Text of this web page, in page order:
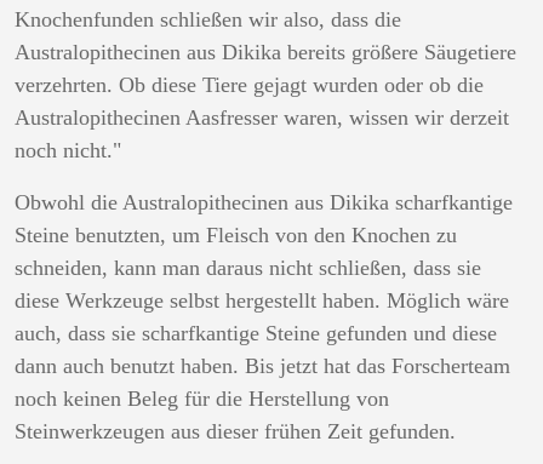
Knochenfunden schließen wir also, dass die
Australopithecinen aus Dikika bereits größere Säugetiere
verzehrten. Ob diese Tiere gejagt wurden oder ob die
Australopithecinen Aasfresser waren, wissen wir derzeit
noch nicht."
Obwohl die Australopithecinen aus Dikika scharfkantige
Steine benutzten, um Fleisch von den Knochen zu
schneiden, kann man daraus nicht schließen, dass sie
diese Werkzeuge selbst hergestellt haben. Möglich wäre
auch, dass sie scharfkantige Steine gefunden und diese
dann auch benutzt haben. Bis jetzt hat das Forscherteam
noch keinen Beleg für die Herstellung von
Steinwerkzeugen aus dieser frühen Zeit gefunden.